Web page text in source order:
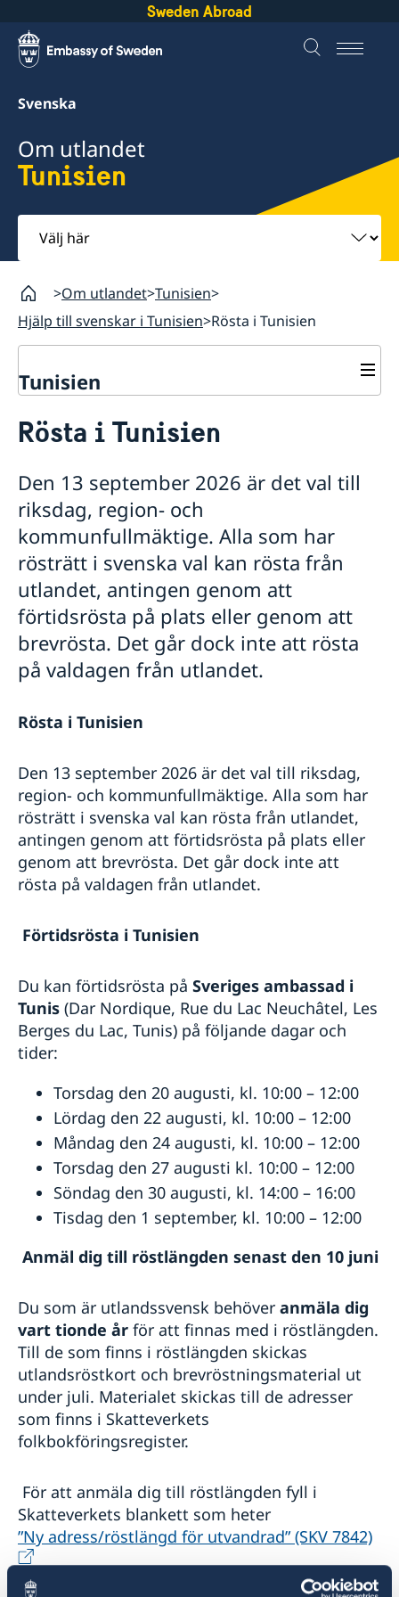
Sweden Abroad
Svenska
Om utlandet
Tunisien
Välj
här
Om utlandet Tunisien
Hjälp till svenskar i Tunisien Rösta i Tunisien
Tunisien
Hjälp till svenskar i Tunisien
Gifta sig i Tunisien
Legaliseringar
Avgifter
Hjälp kring medborgarskap
Pass utomlands i Tunisien
Provisoriskt pass i Tunisien
Uppehållstillståndskort
Beställning av samordningsnummer i Tunisien
Akut hjälp
Reseinformation
Aktuella händelser
Terrorism
Naturförhållanden och katastrofer
In- och utresebestämmelser
Något om tunisiska tullregler
Hälso- och sjukvård
Lokala lagar och sedvänjor
Kriminalitet och personlig säkerhet
Övriga upplysningar
Inför resan
Rösta i Tunisien
Den 13 september 2026 är det val till
riksdag, region- och
kommunfullmäktige. Alla som har
rösträtt i svenska val kan rösta från
utlandet, antingen genom att
förtidsrösta på plats eller genom att
brevrösta. Det går dock inte att rösta
på valdagen från utlandet.
Rösta i Tunisien
Den 13 september 2026 är det val till riksdag,
region- och kommunfullmäktige. Alla som har
rösträtt i svenska val kan rösta från utlandet,
antingen genom att förtidsrösta på plats eller
genom att brevrösta. Det går dock inte att
rösta på valdagen från utlandet.
Förtidsrösta i Tunisien
Du kan förtidsrösta på Sveriges ambassad i
Tunis (Dar Nordique, Rue du Lac Neuchâtel, Les
Berges du Lac, Tunis) på följande dagar och
tider:
Torsdag den 20 augusti, kl. 10:00 – 12:00
Lördag den 22 augusti, kl. 10:00 – 12:00
Måndag den 24 augusti, kl. 10:00 – 12:00
Torsdag den 27 augusti kl. 10:00 – 12:00
Söndag den 30 augusti, kl. 14:00 – 16:00
Tisdag den 1 september, kl. 10:00 – 12:00
Anmäl dig till röstlängden senast den 10 juni
Du som är utlandssvensk behöver anmäla dig
vart tionde år för att finnas med i röstlängden.
Till de som finns i röstlängden skickas
utlandsröstkort och brevröstningsmaterial ut
under juli. Materialet skickas till de adresser
som finns i Skatteverkets
folkbokföringsregister.
För att anmäla dig till röstlängden fyll i
Skatteverkets blankett som heter
”Ny adress/röstlängd för utvandrad” (SKV 7842)
. Flera personer i en familj kan anmäla sig på